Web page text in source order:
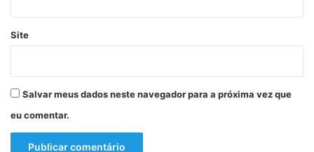
Site
Salvar meus dados neste navegador para a próxima vez que
eu comentar.